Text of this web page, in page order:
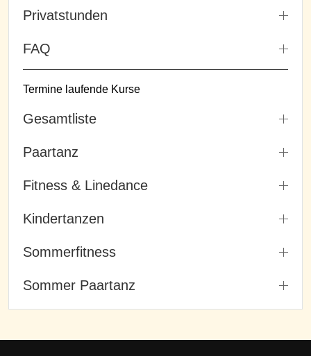
Privatstunden
FAQ
Termine laufende Kurse
Gesamtliste
Paartanz
Fitness & Linedance
Kindertanzen
Sommerfitness
Sommer Paartanz